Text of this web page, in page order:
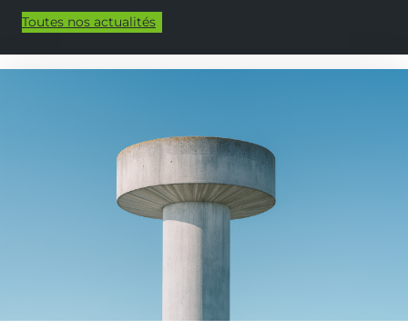
Toutes nos actualités